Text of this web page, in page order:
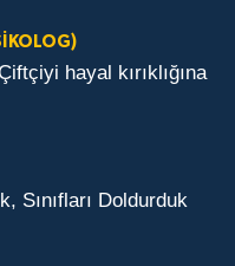
hayal kırıklığına
Sınıfları Doldurduk